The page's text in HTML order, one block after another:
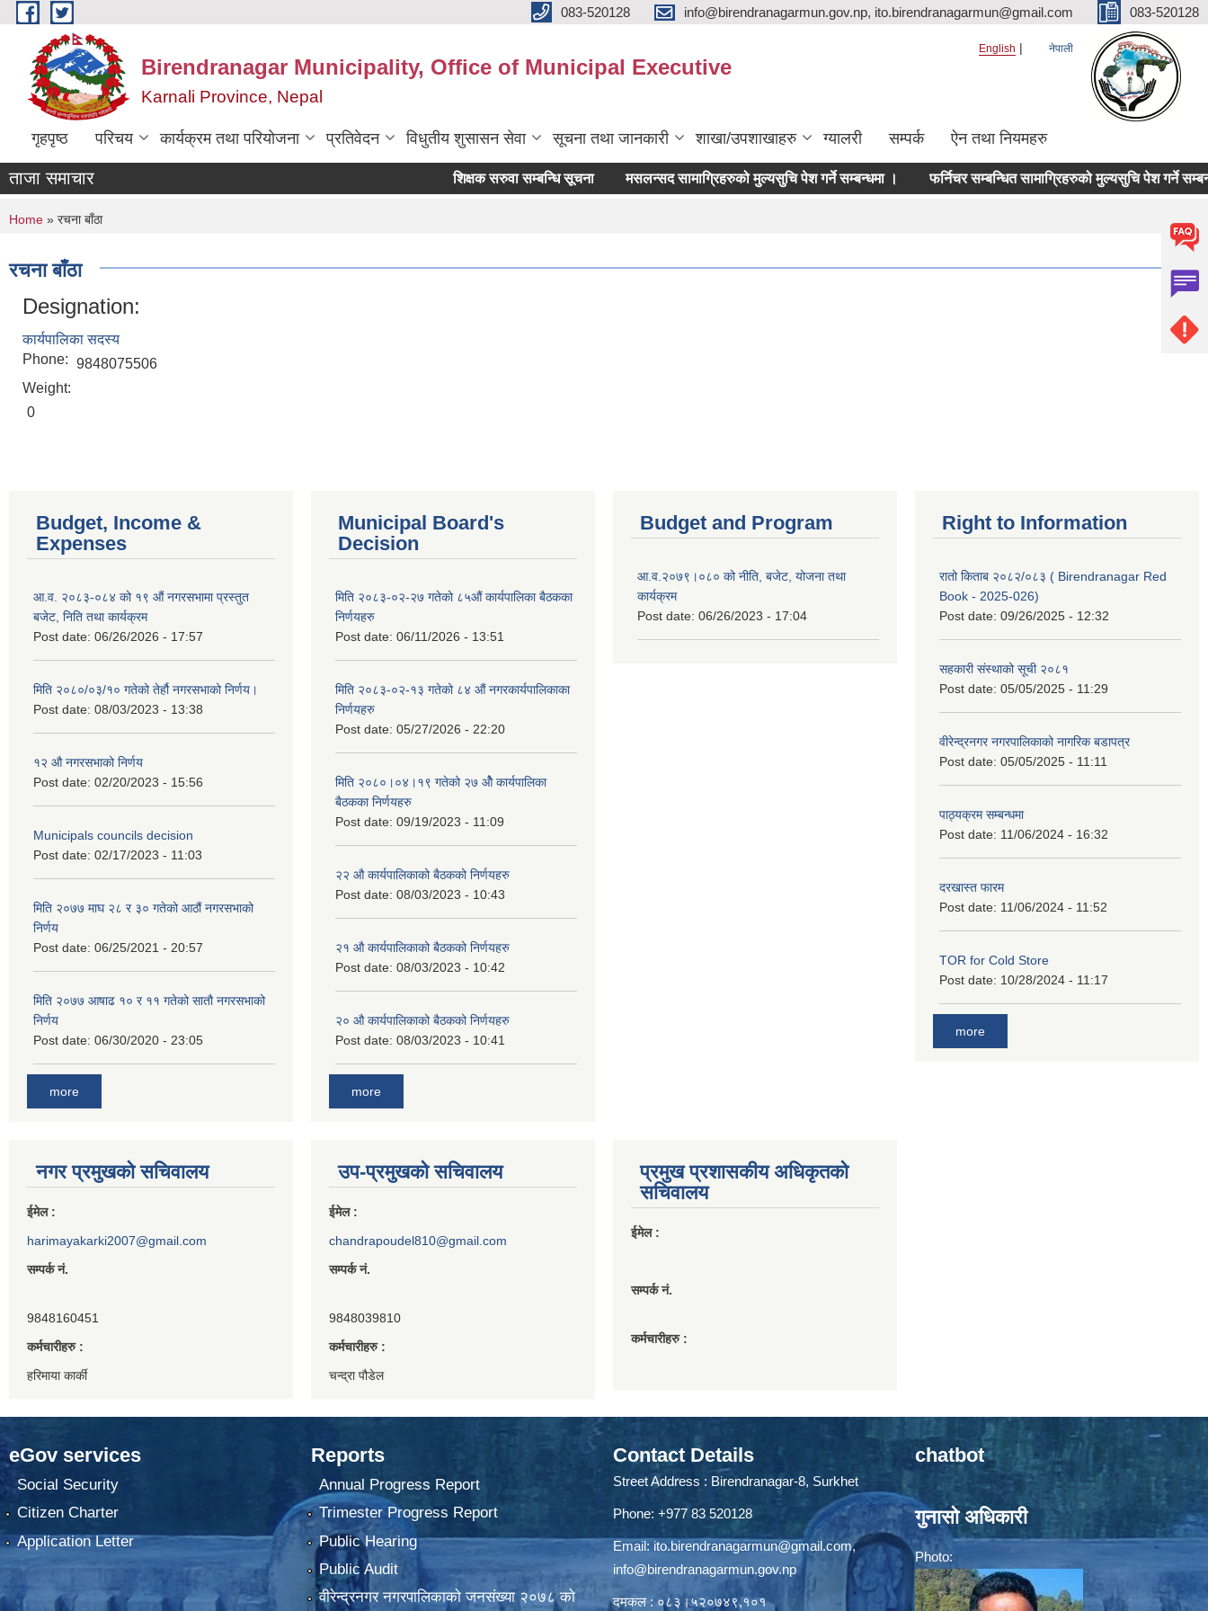
Skip to main content 083-520128 info@birendranagarmun.gov.np, ito.birendranagarmun@gmail.com 083-520128
Birendranagar Municipality, Office of Municipal Executive
Karnali Province, Nepal
English नेपाली
गृहपृष्ठ परिचय कार्यक्रम तथा परियोजना प्रतिवेदन विधुतीय शुसासन सेवा सूचना तथा जानकारी शाखा/उपशाखाहरु ग्यालरी सम्पर्क ऐन तथा नियमहरु
ताजा समाचार शिक्षक सरुवा सम्बन्धि सूचना मसलन्सद सामाग्रिहरुको मुल्यसुचि पेश गर्ने सम्बन्धमा । फर्निचर सम्बन्धित सामाग्रिहरुको मुल्यसुचि पेश गर्ने सम्बन्धमा ।
You are here
Home » रचना बाँठा
रचना बाँठा
Designation:
कार्यपालिका सदस्य
Phone: 9848075506
Weight:
0
Budget, Income &
Expenses
आ.व. २०८३-०८४ को १९ औं नगरसभामा प्रस्तुत
बजेट, निति तथा कार्यक्रम
Post date: 06/26/2026 - 17:57
मिति २०८०/०३/१० गतेको तेर्हौ नगरसभाको निर्णय।
Post date: 08/03/2023 - 13:38
१२ औ नगरसभाको निर्णय
Post date: 02/20/2023 - 15:56
Municipals councils decision
Post date: 02/17/2023 - 11:03
मिति २०७७ माघ २८ र ३० गतेको आठौं नगरसभाको
निर्णय
Post date: 06/25/2021 - 20:57
मिति २०७७ आषाढ १० र ११ गतेको सातौ नगरसभाको
निर्णय
Post date: 06/30/2020 - 23:05
more
Municipal Board's
Decision
मिति २०८३-०२-२७ गतेको ८५औं कार्यपालिका बैठकका
निर्णयहरु
Post date: 06/11/2026 - 13:51
मिति २०८३-०२-१३ गतेको ८४ औं नगरकार्यपालिकाका
निर्णयहरु
Post date: 05/27/2026 - 22:20
मिति २०८०।०४।१९ गतेको २७ ‌‍‌ओेै कार्यपालिका
बैठकका निर्णयहरु
Post date: 09/19/2023 - 11:09
२‍२ औ कार्यपालिकाको बैठकको निर्णयहरु
Post date: 08/03/2023 - 10:43
२‍१ औ कार्यपालिकाको बैठकको निर्णयहरु
Post date: 08/03/2023 - 10:42
२‍० औ कार्यपालिकाको बैठकको निर्णयहरु
Post date: 08/03/2023 - 10:41
more
Budget and Program
आ.व.२०७९।०८० को नीति, बजेट, योजना तथा
कार्यक्रम
Post date: 06/26/2023 - 17:04
Right to Information
रातो किताब २०८२/०८३ ( Birendranagar Red
Book - 2025-026)
Post date: 09/26/2025 - 12:32
सहकारी संस्थाको सूची २०८१
Post date: 05/05/2025 - 11:29
वीरेन्द्रनगर नगरपालिकाको नागरिक बडापत्र
Post date: 05/05/2025 - 11:11
पाठ्यक्रम सम्बन्धमा
Post date: 11/06/2024 - 16:32
दरखास्त फारम
Post date: 11/06/2024 - 11:52
TOR for Cold Store
Post date: 10/28/2024 - 11:17
more
नगर प्रमुखको सचिवालय
ईमेल :
harimayakarki2007@gmail.com
सम्पर्क नं.
9848160451
कर्मचारीहरु :
हरिमाया कार्की
उप-प्रमुखको सचिवालय
ईमेल :
chandrapoudel810@gmail.com
सम्पर्क नं.
9848039810
कर्मचारीहरु :
चन्द्रा पौडेल
प्रमुख प्रशासकीय अधिकृतको
सचिवालय
ईमेल :
सम्पर्क नं.
कर्मचारीहरु :
eGov services
Social Security
Citizen Charter
Application Letter
Reports
Annual Progress Report
Trimester Progress Report
Public Hearing
Public Audit
वीरेन्द्रनगर नगरपालिकाकाे जनसंख्या २०७८ काे
Contact Details
Street Address : Birendranagar-8, Surkhet
Phone: +977 83 520128
Email: ito.birendranagarmun@gmail.com,
info@birendranagarmun.gov.np
दमकल : ०८३।५२०७४९,१०१
chatbot
गुनासो अधिकारी
Photo: